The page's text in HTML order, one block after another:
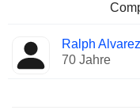
Ralph Alvarez
70 Jahre